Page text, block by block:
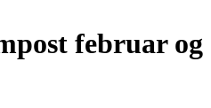
februar og